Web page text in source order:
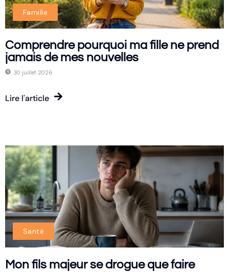
Famille
Comprendre pourquoi ma fille ne prend
jamais de mes nouvelles
30 juillet 2026
Lire l'article
Santé
Mon fils majeur se drogue que faire